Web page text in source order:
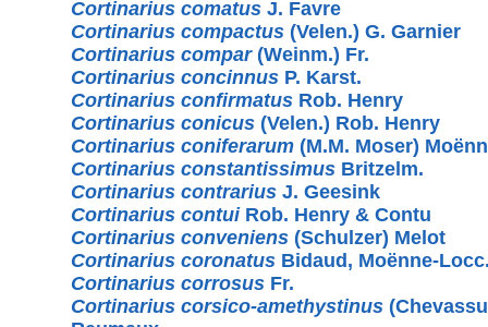
Cortinarius comatus J. Favre
Cortinarius compactus (Velen.) G. Garnier
Cortinarius compar(Weinm.) Fr.
Cortinarius concinnus P. Karst.
Cortinarius confirmatus Rob. Henry
Cortinarius conicus (Velen.) Rob. Henry
Cortinarius coniferarum (M.M. Moser)
Cortinarius constantissimus Britzelm.
Cortinarius contrarius J. Geesink
Cortinarius contuiRob. Henry & Contu
Cortinarius conveniens (Schulzer) Melot
Cortinarius coronatus Bidaud, Moënne-
Cortinarius corrosus Fr.
Cortinarius corsico-amethystinus